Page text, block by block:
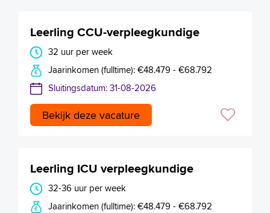
Leerling CCU-verpleegkundige
32 uur per week
Jaarinkomen (fulltime): €48.479 - €68.792
Sluitingsdatum: 31-08-2026
Bekijk deze vacature
Leerling ICU verpleegkundige
32-36 uur per week
Jaarinkomen (fulltime): €48.479 - €68.792